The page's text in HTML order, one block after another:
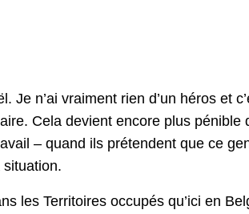
n’ai vraiment rien d’un héros et
Cela devient encore plus
– quand ils prétendent que ce
les Territoires occupés qu’ici en